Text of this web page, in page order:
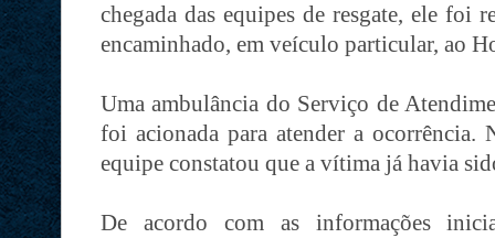
chegada das equipes de resgate, ele foi
encaminhado, em veículo particular, ao
Uma ambulância do Serviço de
foi acionada para atender a ocorrência.
equipe constatou que a vítima já havia
De acordo com as informações